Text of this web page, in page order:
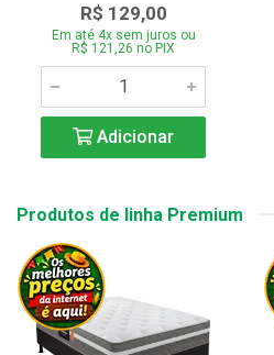
R$ 129,00
Em até 4x sem juros ou
R$ 121,26 no PIX
Adicionar
Produtos de linha Premium